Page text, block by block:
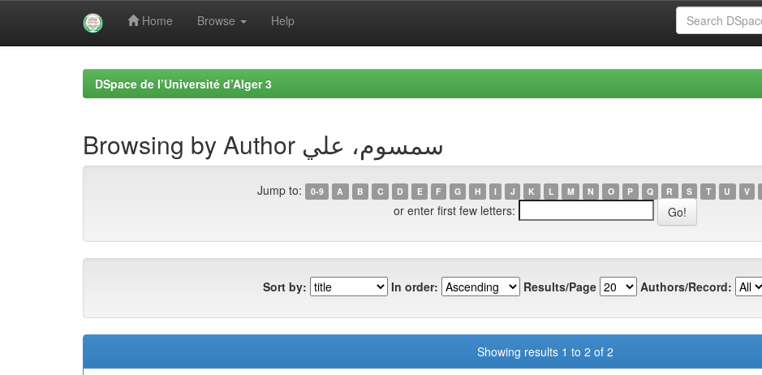
Home Browse Help
DSpace de l’Université d’Alger 3
Browsing by Author سمسوم، علي
Jump to: 0-9 A B C D E F G H I J K L M N O P Q R S T U V
or enter first few letters:
Sort by: In order: Results/Page Authors/Record:
Showing results 1 to 2 of 2